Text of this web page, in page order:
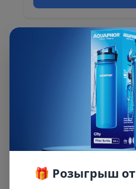
Описание и
🎁 Розыгрыш